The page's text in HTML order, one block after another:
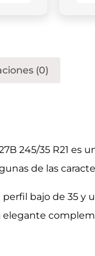
(0)
245/35 R21
de las
bajo de 35 y
elegante